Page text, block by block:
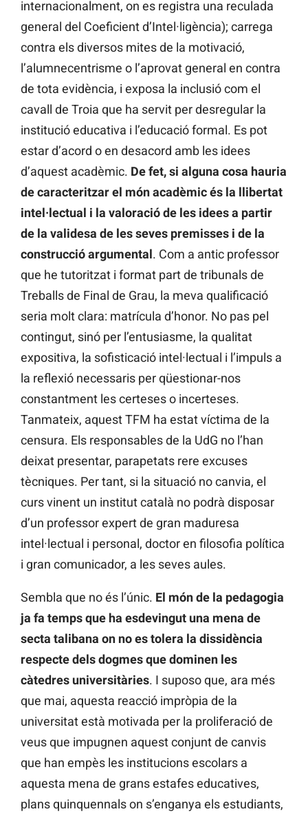
internacionalment, on es registra una reculada
general del Coeficient d’Intel·ligència); carrega
contra els diversos mites de la motivació,
l’alumnecentrisme o l’aprovat general en contra
de tota evidència, i exposa la inclusió com el
cavall de Troia que ha servit per desregular la
institució educativa i l’educació formal. Es pot
estar d’acord o en desacord amb les idees
d’aquest acadèmic. De fet, si alguna cosa hauria
de caracteritzar el món acadèmic és la llibertat
intel·lectual i la valoració de les idees a partir
de la validesa de les seves premisses i de la
construcció argumental. Com a antic professor
que he tutoritzat i format part de tribunals de
Treballs de Final de Grau, la meva qualificació
seria molt clara: matrícula d’honor. No pas pel
contingut, sinó per l’entusiasme, la qualitat
expositiva, la sofisticació intel·lectual i l’impuls a
la reflexió necessaris per qüestionar-nos
constantment les certeses o incerteses.
Tanmateix, aquest TFM ha estat víctima de la
censura. Els responsables de la UdG no l’han
deixat presentar, parapetats rere excuses
tècniques. Per tant, si la situació no canvia, el
curs vinent un institut català no podrà disposar
d’un professor expert de gran maduresa
intel·lectual i personal, doctor en filosofia política
i gran comunicador, a les seves aules.
Sembla que no és l’únic. El món de la pedagogia
ja fa temps que ha esdevingut una mena de
secta talibana on no es tolera la dissidència
respecte dels dogmes que dominen les
càtedres universitàries. I suposo que, ara més
que mai, aquesta reacció impròpia de la
universitat està motivada per la proliferació de
veus que impugnen aquest conjunt de canvis
que han empès les institucions escolars a
aquesta mena de grans estafes educatives,
plans quinquennals on s’enganya els estudiants,